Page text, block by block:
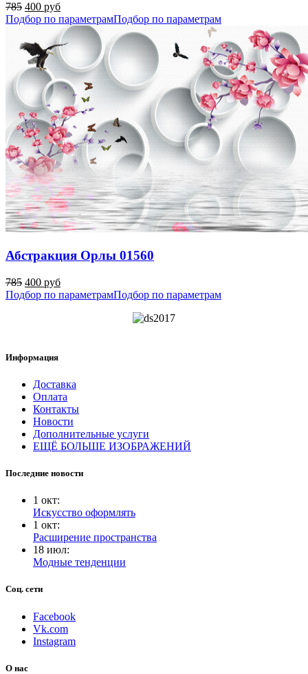
785 400 руб
Подбор по параметрамПодбор по параметрам
Абстракция Орлы 01560
785 400 руб
Подбор по параметрамПодбор по параметрам
Информация
Доставка
Оплата
Контакты
Новости
Дополнительные услуги
ЕЩЁ БОЛЬШЕ ИЗОБРАЖЕНИЙ
Последние новости
1 окт:
Искусство оформлять
1 окт:
Расширение пространства
18 июл:
Модные тенденции
Соц. сети
Facebook
Vk.com
Instagram
О нас